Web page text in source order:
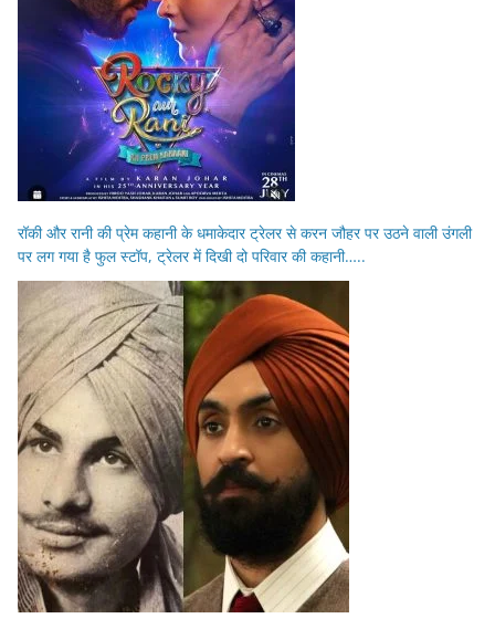
रॉकी और रानी की प्रेम कहानी के धमाकेदार ट्रेलर से करन जौहर पर उठने वाली उंगली
पर लग गया है फुल स्टॉप, ट्रेलर में दिखी दो परिवार की कहानी…..